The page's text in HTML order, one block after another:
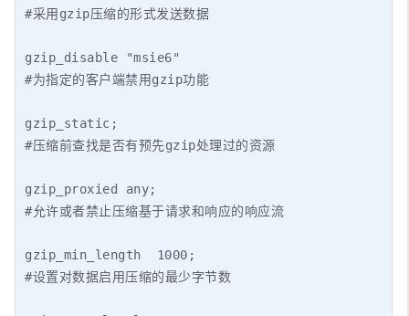
#采用gzip压缩的形式发送数据
gzip_disable "msie6"
#为指定的客户端禁用gzip功能
gzip_static;
#压缩前查找是否有预先gzip处理过的资源
gzip_proxied any;
#允许或者禁止压缩基于请求和响应的响应流
gzip_min_length  1000;
#设置对数据启用压缩的最少字节数